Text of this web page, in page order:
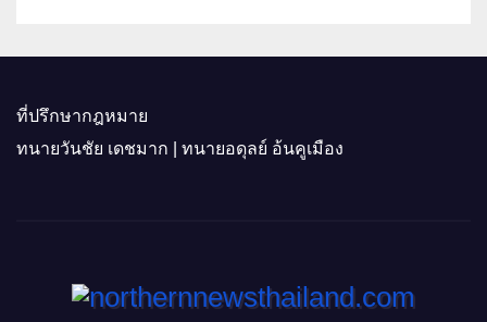
ที่ปรึกษากฎหมาย
ทนายวันชัย เดชมาก | ทนายอดุลย์ อ้นคูเมือง